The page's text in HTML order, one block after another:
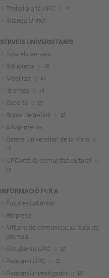
Treballa a la UPC
Aliança Unite!
SERVEIS UNIVERSITARIS
Tots els serveis
Biblioteca
Mobilitat
Idiomes
Esports
Borsa de treball
Allotjaments
Centre Universitari de la Visió
UPCArts, la comunitat cultural
INFORMACIÓ PER A
Futur estudiantat
Empresa
Mitjans de comunicació. Sala de
premsa
Estudiants UPC
Personal UPC
Personal investigador